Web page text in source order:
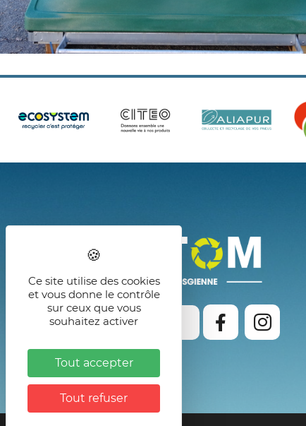
Formulaires de contact
Ce site utilise des cookies
et vous donne le contrôle
sur ceux que vous
souhaitez activer
Tout accepter
Tout refuser